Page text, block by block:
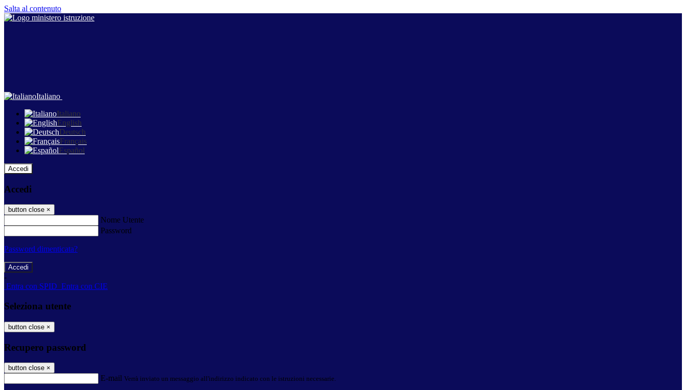
Salta al contenuto
Italiano
Italiano
English
Deutsch
Français
Español
Accedi
Accedi
button close ×
Nome Utente
Password
Password dimenticata?
-
Entra con SPID Entra con CIE
Seleziona utente
button close ×
Recupero password
button close ×
E-mail Verrà inviato un messaggio all'indirizzo indicato con le istruzioni necessarie.